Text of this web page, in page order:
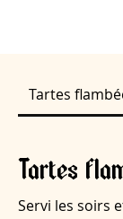
Tartes
Tartes
Servi les soirs